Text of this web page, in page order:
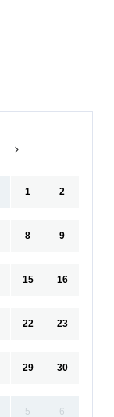
1 2
8 9
15 16
22 23
29 30
5 6